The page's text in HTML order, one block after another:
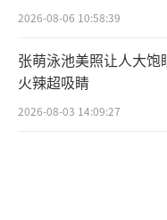
2026-08-06 10:58:39
张萌泳池美照让人大
火辣超吸睛
2026-08-03 14:09:27